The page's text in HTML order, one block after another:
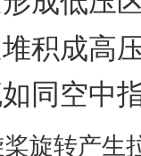
积成高
同空中